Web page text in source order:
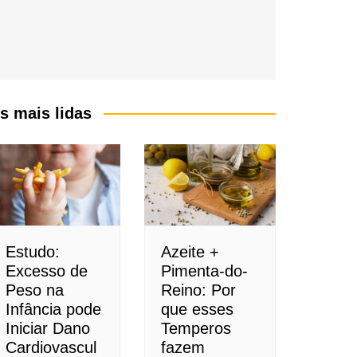
mais lidas
Estudo:
Excesso de
Peso na
Infância pode
Iniciar Dano
Cardiovascul
Azeite +
Pimenta-do-
Reino: Por
que esses
Temperos
fazem